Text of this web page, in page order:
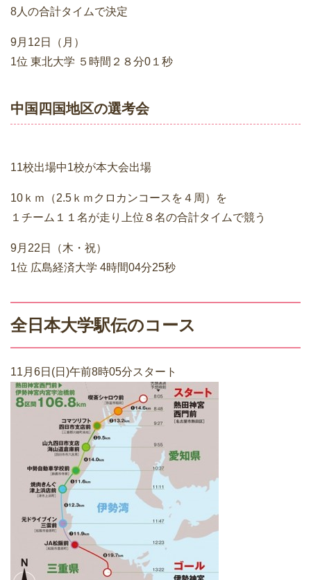
8人の合計タイムで決定
9月12日（月）
1位 東北大学 ５時間２８分0１秒
中国四国地区の選考会
11校出場中1校が本大会出場
10ｋｍ（2.5ｋｍクロカンコースを４周）を
１チーム１１名が走り上位８名の合計タイムで競う
9月22日（木・祝）
1位 広島経済大学 4時間04分25秒
全日本大学駅伝のコース
11月6日(日)午前8時05分スタート